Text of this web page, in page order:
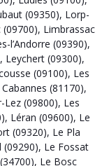
(09350), Lorp-
(09700), Limbrassac
l’Andorre (09390),
, Leychert (09300),
(09100), Les
(81170),
Lez (09800), Les
, Léran (09600), Le
(09320), Le Pla
(09290), Le Fossat
, Le Bosc